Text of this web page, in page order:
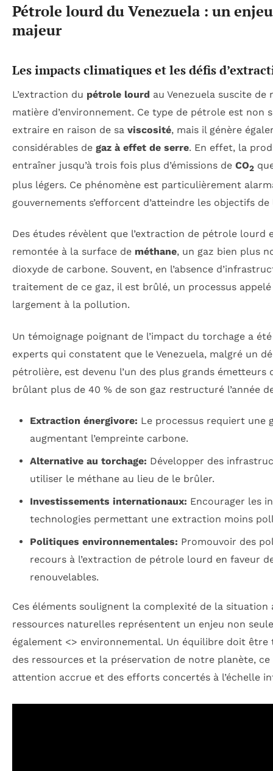
Pétrole lourd du Venezuela : un
majeur
Les impacts climatiques et les défis
L’extraction du pétrole lourd au Venezuela suscite
matière d’environnement. Ce type de pétrole est non
extraire en raison de sa viscosité, mais il génère
considérables de gaz à effet de serre. En effet, la
entraîner jusqu’à trois fois plus d’émissions de CO2
plus légers. Ce phénomène est particulièrement
gouvernements s’efforcent d’atteindre les objectifs de
Des études révèlent que l’extraction de pétrole lourd
remontée à la surface de méthane, un gaz bien plus
dioxyde de carbone. Souvent, en l’absence
traitement de ce gaz, il est brûlé, un processus
largement à la pollution.
Un témoignage poignant de l’impact du torchage a
experts qui constatent que le Venezuela, malgré un
pétrolière, est devenu l’un des plus grands émetteurs
brûlant plus de 40 % de son gaz restructuré l’année
Extraction énergivore: Le processus requiert une
augmentant l’empreinte carbone.
Alternative au torchage: Développer des
utiliser le méthane au lieu de le brûler.
Investissements internationaux: Encourager les
technologies permettant une extraction moins
Politiques environnementales: Promouvoir des
recours à l’extraction de pétrole lourd en faveur
renouvelables.
Ces éléments soulignent la complexité de la situation
ressources naturelles représentent un enjeu non
également <> environnemental. Un équilibre doit être
des ressources et la préservation de notre planète,
attention accrue et des efforts concertés à l’échelle